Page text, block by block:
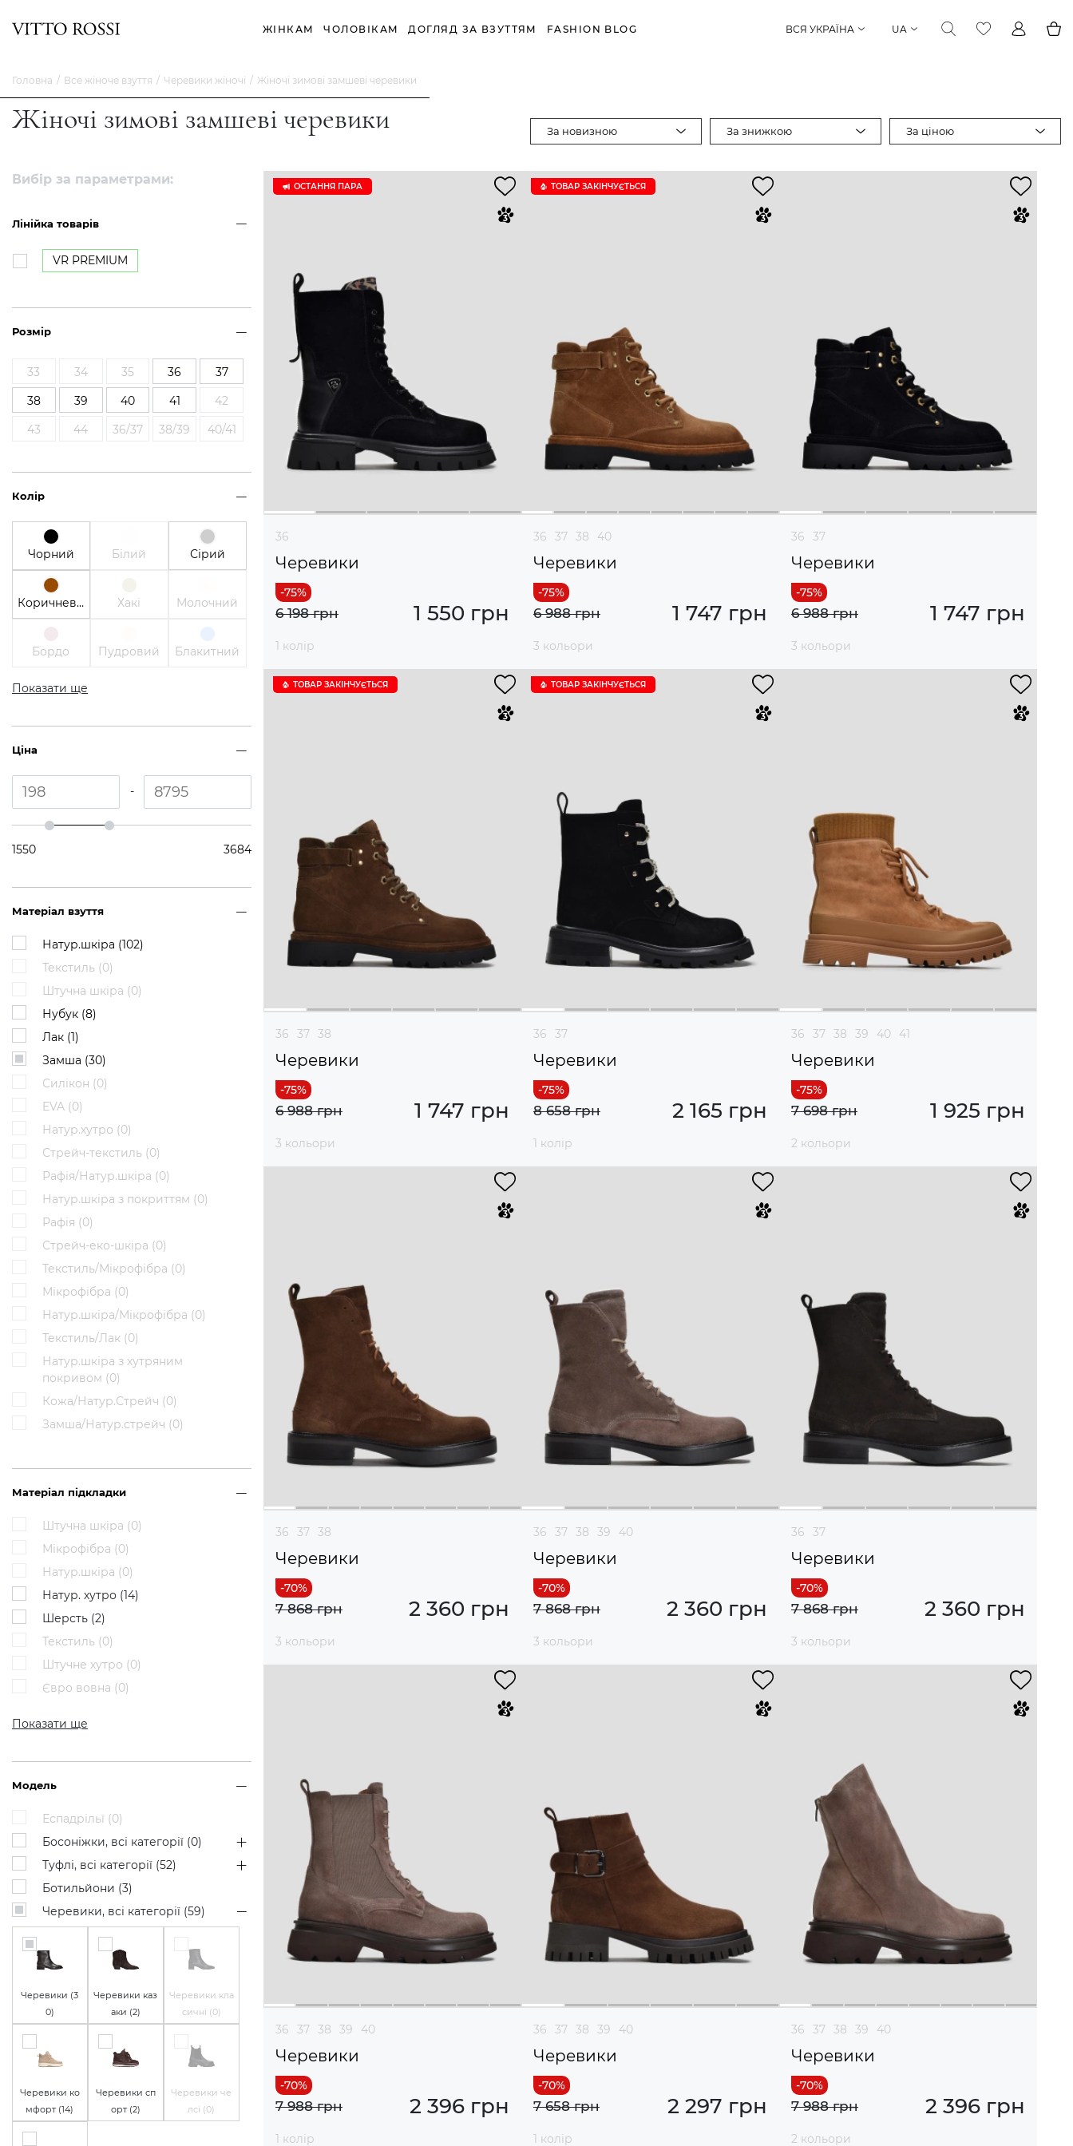
ЖІНКАМ ЧОЛОВІКАМ ДОГЛЯД ЗА ВЗУТТЯМ FASHION BLOG ВСЯ УКРАЇНА UA
Головна Все жіноче взуття Черевики жіночі Жіночі зимові замшеві черевики
Жіночі зимові замшеві черевики За новизною За знижкою За ціною
Вибір за параметрами:
Лінійка товарів
VR PREMIUM
Розмір
33 34 35 36
37
38
39 40 41
42
43
44 36/37 38/39 40/41
Колір
Чорний Білий Сірий
Коричневий Хакі Молочний
Бордо Пудровий Блакитний
Показати ще
Ціна
-
1550 3684
Матеріал взуття
Натур.шкіра (102)
Текстиль (0)
Штучна шкіра (0)
Нубук (8)
Лак (1)
Замша (30)
Силікон (0)
EVA (0)
Натур.хутро (0)
Стрейч-текстиль (0)
Рафія/Натур.шкіра (0)
Натур.шкіра з покриттям (0)
Рафія (0)
Стрейч-еко-шкіра (0)
Текстиль/Мікрофібра (0)
Мікрофібра (0)
Натур.шкіра/Мікрофібра (0)
Текстиль/Лак (0)
Натур.шкіра з хутряним
покривом (0)
Кожа/Натур.Стрейч (0)
Замша/Натур.стрейч (0)
Матеріал підкладки
Штучна шкіра (0)
Мікрофібра (0)
Натур.шкіра (0)
Натур. хутро (14)
Шерсть (2)
Текстиль (0)
Штучне хутро (0)
Євро вовна (0)
Показати ще
Модель
Еспадрільї (0)
Босоніжки, всі категорії (0)
Туфлі, всі категорії (52)
Ботильйони (3)
Черевики, всі категорії (59)
Черевики (3
0)
Черевики каз
аки (2)
Черевики кла
сичні (0)
Черевики ко
мфорт (14)
Черевики сп
орт (2)
Черевики че
лсі (0)
ОСТАННЯ ПАРА
36
Черевики
1 550 грн
6 198 грн
1 колір
ТОВАР ЗАКІНЧУЄTЬСЯ
36 37 38 40
Черевики
1 747 грн
6 988 грн
3 кольори
36 37
Черевики
1 747 грн
6 988 грн
3 кольори
ТОВАР ЗАКІНЧУЄTЬСЯ
36 37 38
Черевики
1 747 грн
6 988 грн
3 кольори
ТОВАР ЗАКІНЧУЄTЬСЯ
36 37
Черевики
2 165 грн
8 658 грн
1 колір
36 37 38 39 40 41
Черевики
1 925 грн
7 698 грн
2 кольори
36 37 38
Черевики
2 360 грн
7 868 грн
3 кольори
36 37 38 39 40
Черевики
2 360 грн
7 868 грн
3 кольори
36 37
Черевики
2 360 грн
7 868 грн
3 кольори
36 37 38 39 40
Черевики
2 396 грн
7 988 грн
1 колір
36 37 38 39 40
Черевики
2 297 грн
7 658 грн
1 колір
36 37 38 39 40
Черевики
2 396 грн
7 988 грн
2 кольори